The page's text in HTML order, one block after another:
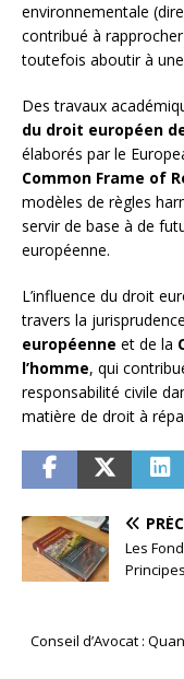
environnementale
contribué à
toutefois aboutir à
Des travaux
du droit européen
élaborés par le
Common Frame of
modèles de règles
servir de base à de
européenne.
L’influence du droit
travers la
européenne et de la
l’homme, qui
responsabilité civile
matière de droit à
Les
Conseil d’Avocat :